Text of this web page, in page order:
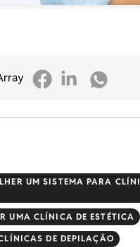
UM SISTEMA PARA
UMA CLÍNICA DE ESTÉTICA
DE DEPILAÇÃO